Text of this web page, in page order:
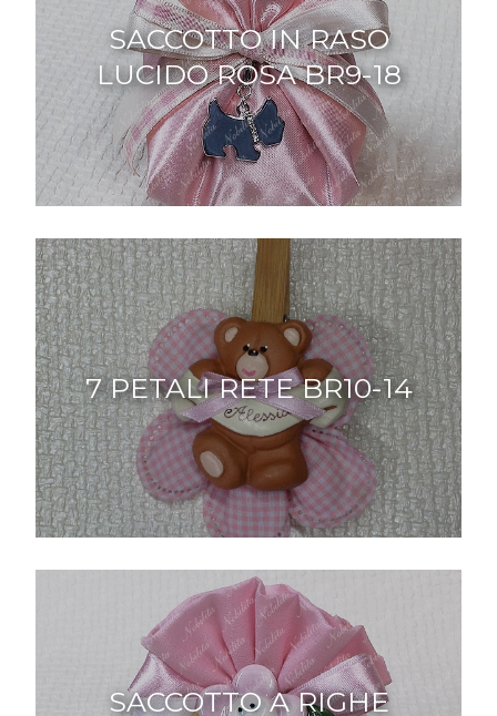
SACCOTTO IN RASO
LUCIDO ROSA BR9-18
7 PETALI RETE BR10-14
SACCOTTO A RIGHE